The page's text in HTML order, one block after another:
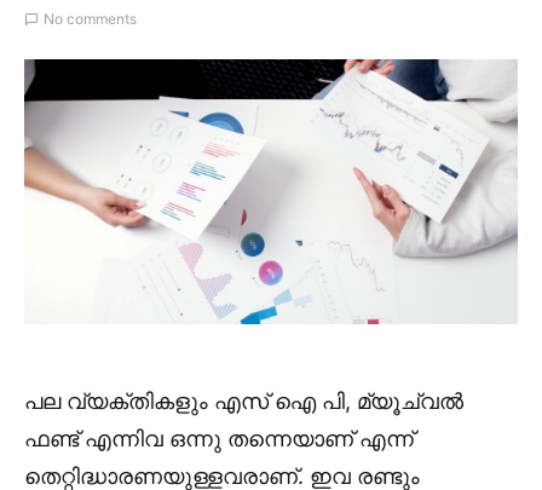
No comments
പല വ്യക്തികളും എസ് ഐ പി, മ്യൂച്വൽ
ഫണ്ട് എന്നിവ ഒന്നു തന്നെയാണ് എന്ന്
തെറ്റിദ്ധാരണയുള്ളവരാണ്. ഇവ രണ്ടും